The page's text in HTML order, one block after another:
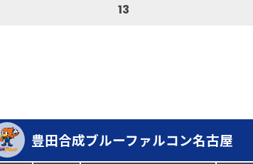
13
豊田合成ブルーファルコン名古屋